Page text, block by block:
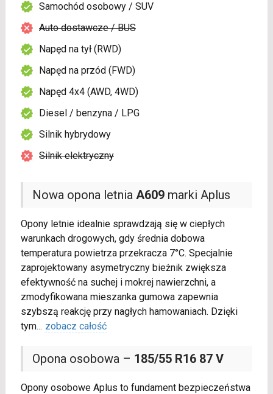
Nowa opona letnia A609marki Aplus
Opony letnie idealnie sprawdzają się w ciepłych
warunkach drogowych, gdy średnia dobowa
temperatura powietrza przekracza 7°C. Specjalnie
zaprojektowany asymetryczny bieżnik zwiększa
efektywność na suchej i mokrej nawierzchni, a
zmodyfikowana mieszanka gumowa zapewnia
szybszą reakcję przy nagłych hamowaniach. Dzięki
tym... zobacz całość
Opona osobowa – 185/55 R16 87 V
Opony osobowe Aplus to fundament bezpieczeństwa
Samochód osobowy / SUV
Auto dostawcze / BUS
Napęd na tył (RWD)
Napęd na przód (FWD)
Napęd 4x4 (AWD, 4WD)
Diesel / benzyna / LPG
Silnik hybrydowy
Silnik elektryczny